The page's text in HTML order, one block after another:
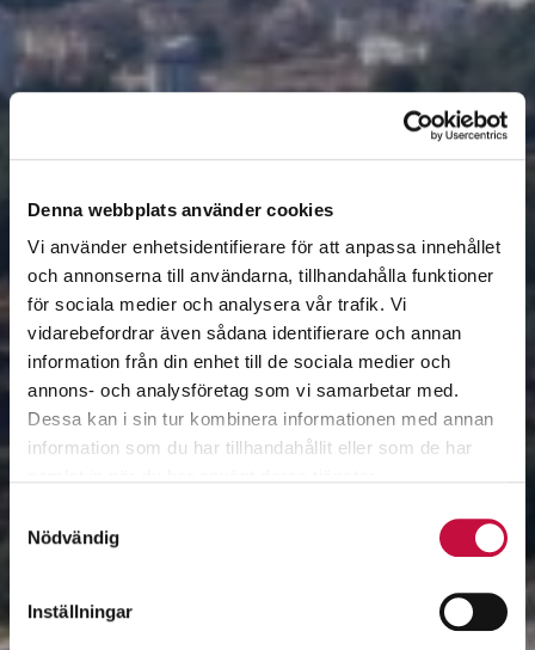
Denna webbplats använder cookies
Vi använder enhetsidentifierare för att anpassa innehållet
och annonserna till användarna, tillhandahålla funktioner
för sociala medier och analysera vår trafik. Vi
vidarebefordrar även sådana identifierare och annan
information från din enhet till de sociala medier och
annons- och analysföretag som vi samarbetar med.
Dessa kan i sin tur kombinera informationen med annan
information som du har tillhandahållit eller som de har
Nödvändig
Inställningar